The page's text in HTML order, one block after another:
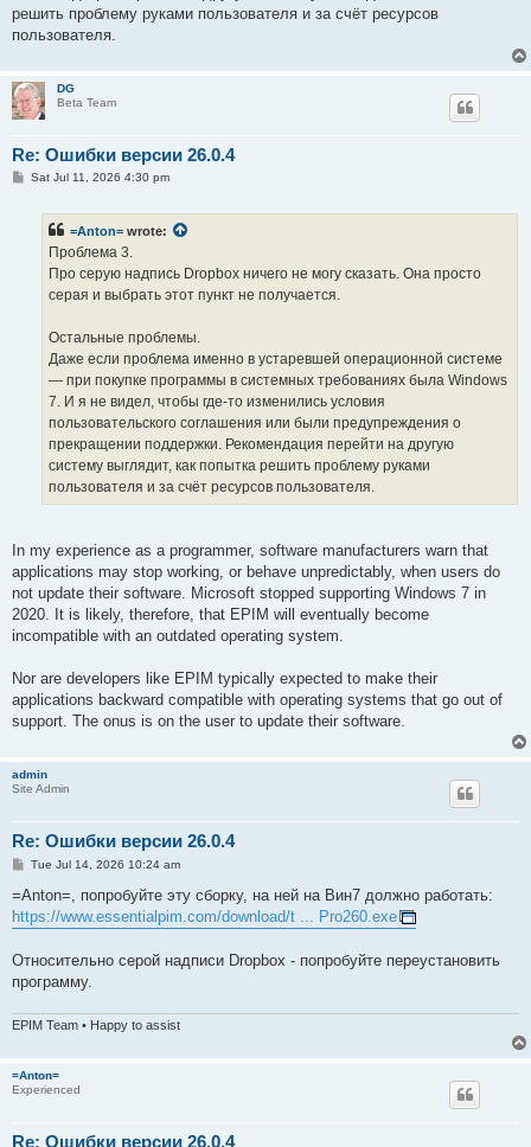
решить проблему руками пользователя и за счёт ресурсов
пользователя.
DG
Beta Team
Re: Ошибки версии 26.0.4
PSat Jul 11, 2026 4:30 pm
=Anton= wrote:
Проблема 3.
Про серую надпись Dropbox ничего не могу сказать. Она просто
серая и выбрать этот пункт не получается.
Остальные проблемы.
Даже если проблема именно в устаревшей операционной системе
— при покупке программы в системных требованиях была Windows
7. И я не видел, чтобы где-то изменились условия
пользовательского соглашения или были предупреждения о
прекращении поддержки. Рекомендация перейти на другую
систему выглядит, как попытка решить проблему руками
пользователя и за счёт ресурсов пользователя.
In my experience as a programmer, software manufacturers warn that
applications may stop working, or behave unpredictably, when users do
not update their software. Microsoft stopped supporting Windows 7 in
2020. It is likely, therefore, that EPIM will eventually become
incompatible with an outdated operating system.
Nor are developers like EPIM typically expected to make their
applications backward compatible with operating systems that go out of
support. The onus is on the user to update their software.
admin
Site Admin
Re: Ошибки версии 26.0.4
P
s
Tue Jul 14, 2026 10:24 am
=Anton=, попробуйте эту сборку, на ней на Вин7 должно работать:
https://www.essentialpim.com/download/t ... Pro260.exe
Относительно серой надписи Dropbox - попробуйте переустановить
программу.
EPIM Team • Happy to assist
=Anton=
Experienced
Re: Ошибки версии 26.0.4